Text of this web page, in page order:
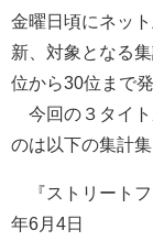
金曜日頃にネッ
新、対象となる
位から30位まで
今回の３タイト
のは以下の集計集
『ストリート
年6月4日